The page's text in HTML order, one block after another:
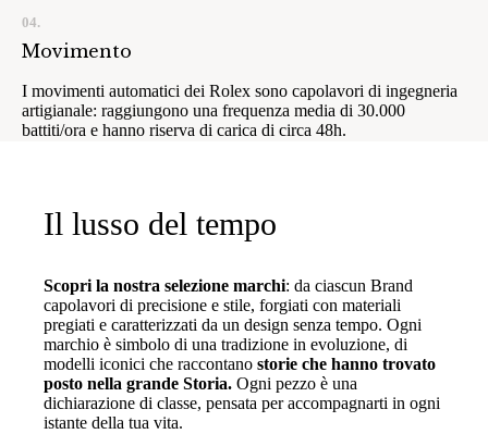
04.
Movimento
I movimenti automatici dei Rolex sono capolavori di ingegneria
artigianale: raggiungono una frequenza media di 30.000
battiti/ora e hanno riserva di carica di circa 48h.
Il lusso del tempo
Scopri la nostra selezione marchi: da ciascun Brand
capolavori di precisione e stile, forgiati con materiali
pregiati e caratterizzati da un design senza tempo. Ogni
marchio è simbolo di una tradizione in evoluzione, di
modelli iconici che raccontano storie che hanno trovato
posto nella grande Storia. Ogni pezzo è una
dichiarazione di classe, pensata per accompagnarti in ogni
istante della tua vita.